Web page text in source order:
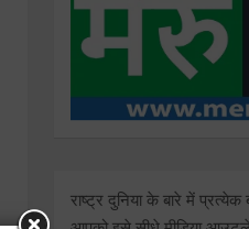
राष्ट्र दुनिया के बारे में प्रत्येक